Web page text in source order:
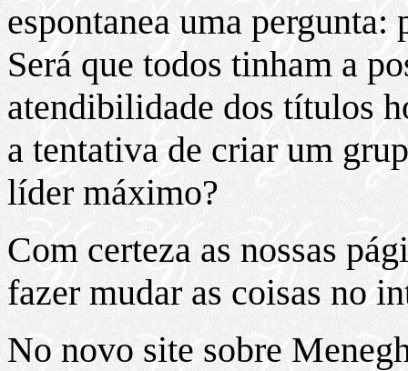
espontanea uma pergunta:
Será que todos tinham a
atendibilidade dos títulos
a tentativa de criar um
líder máximo?
Com certeza as nossas
fazer mudar as coisas no
No novo site sobre